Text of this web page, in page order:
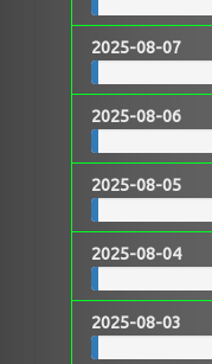
2025-08-07
2025-08-06
2025-08-05
2025-08-04
2025-08-03